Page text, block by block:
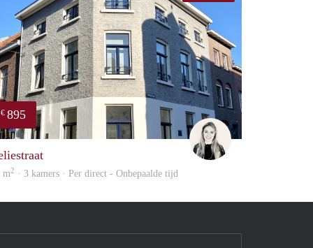
€ 895
Fleur
m2 · 3 kamers · Per direct - Onbepaalde tijd